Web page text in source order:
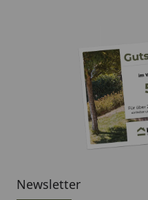
Newsletter